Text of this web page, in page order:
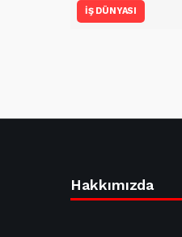
İŞ DÜNYASI
Hakkımızda